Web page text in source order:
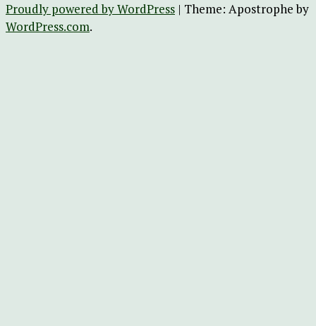
Proudly powered by WordPress | Theme: Apostrophe by
WordPress.com.